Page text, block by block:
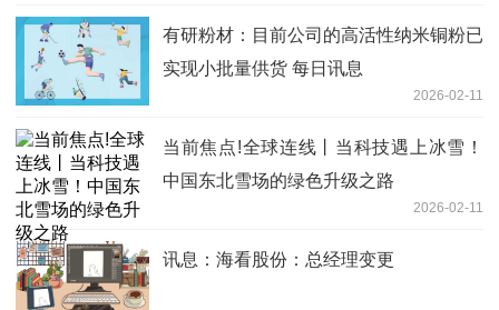
有研粉材：目前公司的高活性纳米铜粉已
实现小批量供货 每日讯息
2026-02-11
当前焦点!全球连线丨当科技遇上冰雪！
中国东北雪场的绿色升级之路
2026-02-11
讯息：海看股份：总经理变更